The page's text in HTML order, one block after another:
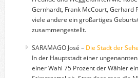
Gernhardt, Frank McCourt, Gerhard
viele andere ein großartiges
zusammengestellt.
SARAMAGO José – Die Stadt der
In der Hauptstadt einer
einer Wahl 75 Prozent der Wähler